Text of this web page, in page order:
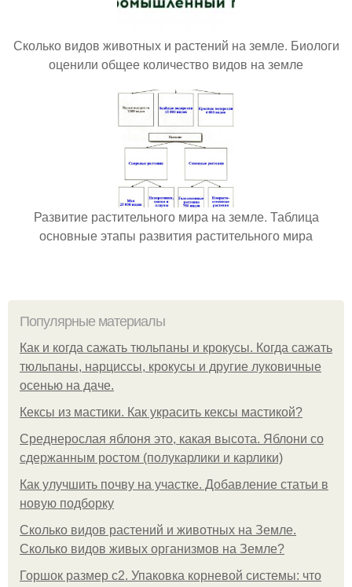
Сколько видов животных и растений на земле. Биологи
оценили общее количество видов на земле
Развитие растительного мира на земле. Таблица
основные этапы развития растительного мира
Популярные материалы
Как и когда сажать тюльпаны и крокусы. Когда сажать
тюльпаны, нарциссы, крокусы и другие луковичные
осенью на даче.
Кексы из мастики. Как украсить кексы мастикой?
Среднерослая яблоня это, какая высота. Яблони со
сдержанным ростом (полукарлики и карлики)
Как улучшить почву на участке. Добавление статьи в
новую подборку
Сколько видов растений и животных на Земле.
Сколько видов живых организмов на Земле?
Горшок размер с2. Упаковка корневой системы: что